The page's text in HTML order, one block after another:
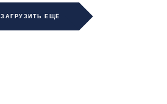
ЗАГРУЗИТЬ ЕЩЁ